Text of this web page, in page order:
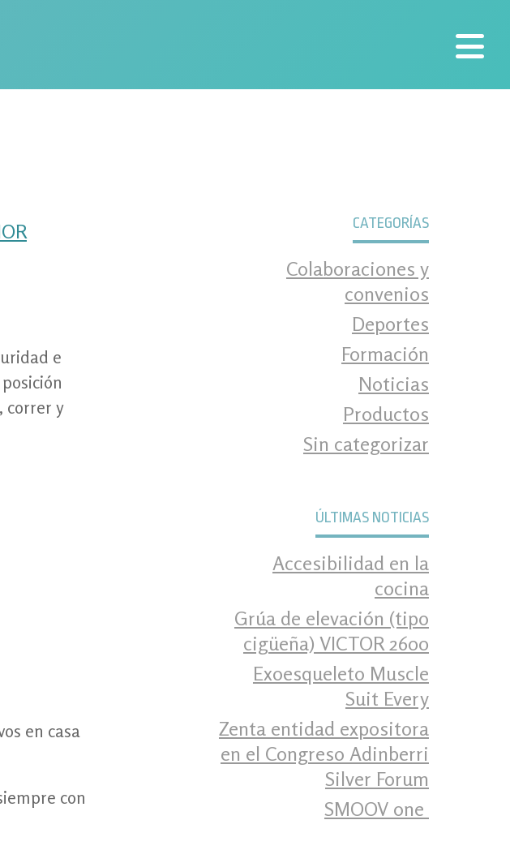
e
correr y
en casa
con
CATEGORÍAS
Colaboraciones y
convenios
Deportes
Formación
Noticias
Productos
Sin categorizar
ÚLTIMAS NOTICIAS
Accesibilidad en la
cocina
Grúa de elevación (tipo
cigüeña) VICTOR 2600
Exoesqueleto Muscle
Suit Every
Zenta entidad expositora
en el Congreso Adinberri
Silver Forum
SMOOV one ‍